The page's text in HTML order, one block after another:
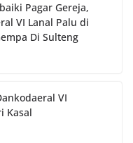
Pagar Gereja,
VI Lanal Palu di
Di Sulteng
VI
Kasal